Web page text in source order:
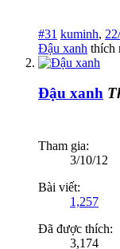
#31 kuminh,
Đậu xanh thích
Đậu xanh
Tham gia:
3/10/12
Bài viết:
1,257
Đã được thích:
3,174